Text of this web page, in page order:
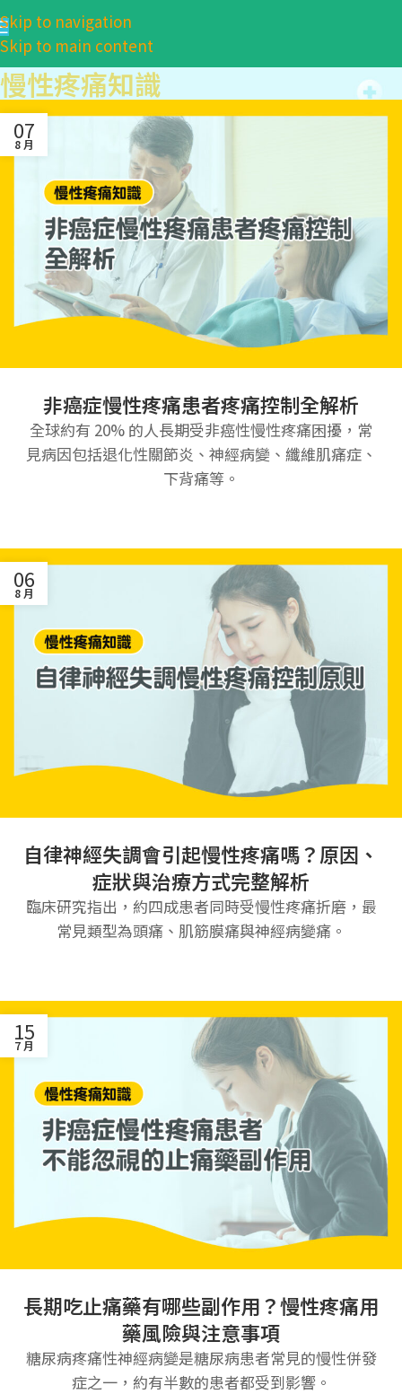
Skip to navigation
Skip to main content
慢性疼痛知識
07
8 月
非癌症慢性疼痛患者疼痛控制全解析
全球約有 20% 的人長期受非癌性慢性疼痛困擾，常
見病因包括退化性關節炎、神經病變、纖維肌痛症、
下背痛等。
06
8 月
自律神經失調會引起慢性疼痛嗎？原因、
症狀與治療方式完整解析
臨床研究指出，約四成患者同時受慢性疼痛折磨，最
常見類型為頭痛、肌筋膜痛與神經病變痛。
15
7 月
長期吃止痛藥有哪些副作用？慢性疼痛用
藥風險與注意事項
糖尿病疼痛性神經病變是糖尿病患者常見的慢性併發
症之一，約有半數的患者都受到影響。